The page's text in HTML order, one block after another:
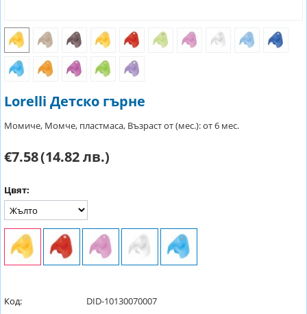
Lorelli Детско гърне
Момиче, Момче, пластмаса, Възраст от (мес.): от 6 мес.
€7.58(14.82 лв.)
Цвят:
Код:
DID-10130070007